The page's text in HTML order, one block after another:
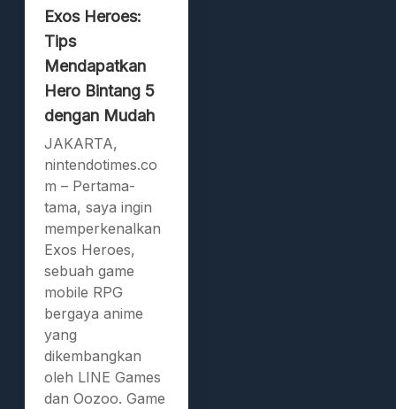
Exos Heroes:
Tips
Mendapatkan
Hero Bintang 5
dengan Mudah
JAKARTA,
nintendotimes.co
m – Pertama-
tama, saya ingin
memperkenalkan
Exos Heroes,
sebuah game
mobile RPG
bergaya anime
yang
dikembangkan
oleh LINE Games
dan Oozoo. Game